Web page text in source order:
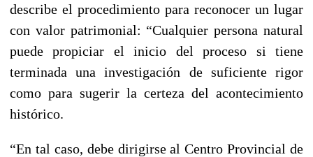
describe el procedimiento para reconocer un lugar
con valor patrimonial: “Cualquier persona natural
puede propiciar el inicio del proceso si tiene
terminada una investigación de suficiente rigor
como para sugerir la certeza del acontecimiento
histórico.
“En tal caso, debe dirigirse al Centro Provincial de